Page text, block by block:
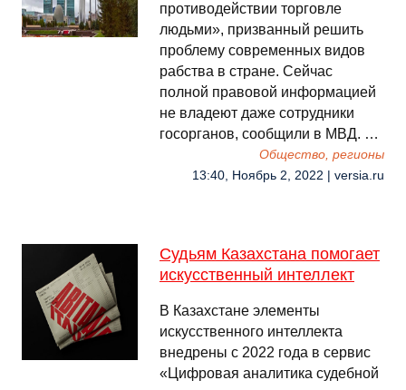
противодействии торговле
людьми», призванный решить
проблему современных видов
рабства в стране. Сейчас
полной правовой информацией
не владеют даже сотрудники
госорганов, сообщили в МВД. …
Общество, регионы
13:40, Ноябрь 2, 2022 | versia.ru
Судьям Казахстана помогает
искусственный интеллект
В Казахстане элементы
искусственного интеллекта
внедрены с 2022 года в сервис
«Цифровая аналитика судебной